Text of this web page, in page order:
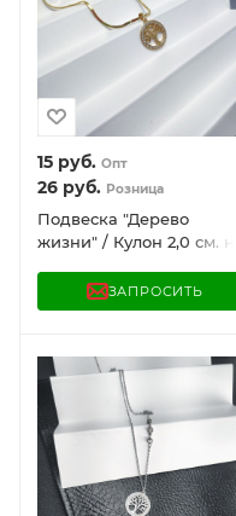
15 руб. Опт
26 руб. Розница
Подвеска "Дерево
жизни" / Кулон 2,0 см. на
золото / Украшение
женское на шею в
ЗАПРОСИТЬ